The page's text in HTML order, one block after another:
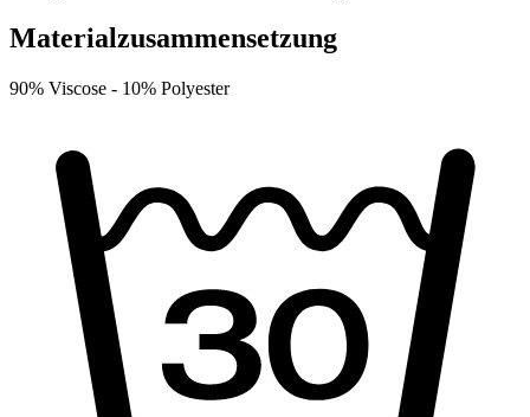
Materialzusammensetzung
90% Viscose - 10% Polyester